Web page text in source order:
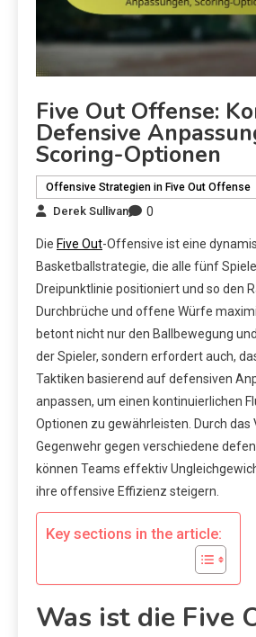
Five Out Offense:
Defensive
Scoring-Optionen
Offensive Strategien in Five Out Offense
Derek Sullivan
0
Die Five Out-Offensive ist eine
Basketballstrategie, die alle fünf
Dreipunktlinie positioniert und so den
Durchbrüche und offene Würfe
betont nicht nur den Ballbewegung
der Spieler, sondern erfordert auch,
Taktiken basierend auf defensiven
anpassen, um einen kontinuierlichen
Optionen zu gewährleisten. Durch das
Gegenwehr gegen verschiedene
können Teams effektiv
ihre offensive Effizienz steigern.
Key sections in the article:
Was ist die Five